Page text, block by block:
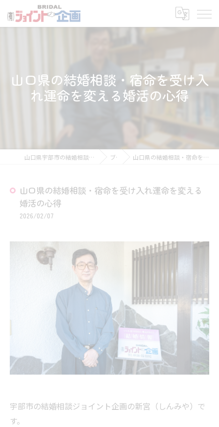
山口県の結婚相談・宿命を受け入
れ運命を変える婚活の心得
山口県宇部市の結婚相談所なら有限会社ジョイント企画 ブログ 山口県の結婚相談・宿命を受け入れ運命を変える婚活の心得
山口県の結婚相談・宿命を受け入れ運命を変える
婚活の心得
2026/02/07
宇部市の結婚相談ジョイント企画の新宮（しんみや）で
す。